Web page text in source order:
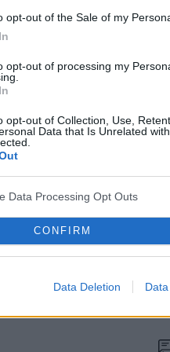
opt-out of the Sale of my
opt-out of processing my
opt-out of Collection, Use,
Data that Is Unrelated
Data Processing Opt Outs
CONFIRM
Data Deletion
na nadciśnienie to jest
tłuszczami z kawasem
i inne używki. Wyeliminować
gry zespołowe, spacer.
ciśnienie krwi</a> oraz <a
a> pomoże ci być...Sprawdź sama
późno poszedł do
na nadciśnienie i obniżenie